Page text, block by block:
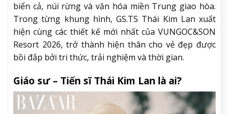
biển cả, núi rừng và văn hóa miền Trung giao hòa.
Trong từng khung hình, GS.TS Thái Kim Lan xuất
hiện cùng các thiết kế mới nhất của VUNGOC&SON
Resort 2026, trở thành hiện thân cho vẻ đẹp được
bồi đắp bởi tri thức, trải nghiệm và thời gian.
Giáo sư – Tiến sĩ Thái Kim Lan là ai?